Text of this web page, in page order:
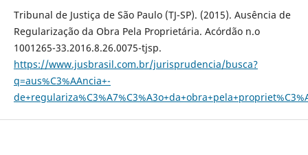
Tribunal de Justiça de São Paulo (TJ-SP). (2015). Ausência de
Regularização da Obra Pela Proprietária. Acórdão n.o
1001265-33.2016.8.26.0075-tjsp.
https://www.jusbrasil.com.br/jurisprudencia/busca?
q=aus%C3%AAncia+-